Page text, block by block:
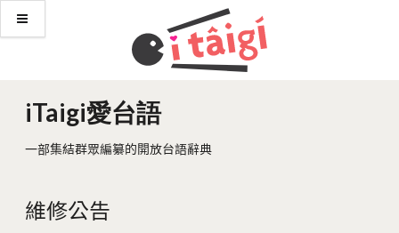
iTaigi愛台語
一部集結群眾編纂的開放台語辭典
維修公告